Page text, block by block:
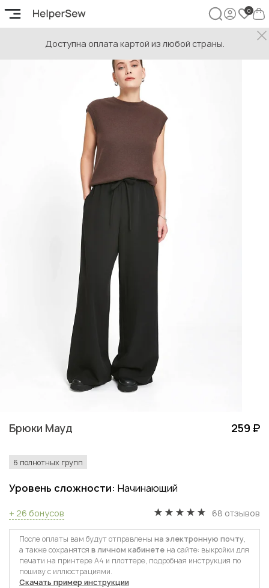
Доступна оплата картой из любой страны.
Брюки Мауд 259 ₽
6 полнотных групп
Уровень сложности: Начинающий
+ 26 бонусов 68 отзывов
После оплаты вам будут отправлены на электронную почту,
а также сохранятся в личном кабинете на сайте: выкройки для
печати на принтере А4 и плоттере, подробная инструкция по
пошиву с иллюстрациями.
Скачать пример инструкции